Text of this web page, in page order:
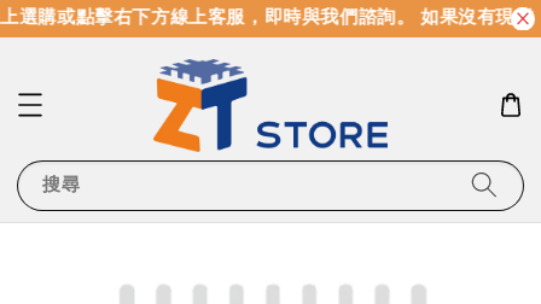
購或點擊右下方線上客服，即時與我們諮詢。 如果沒有現貨
搜尋